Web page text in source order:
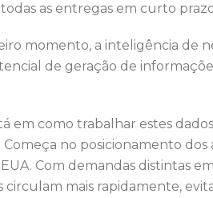
as entregas em curto
momento, a inteligência de
de geração de
em como trabalhar estes
no posicionamento
Com demandas distintas
mais rapidamente,